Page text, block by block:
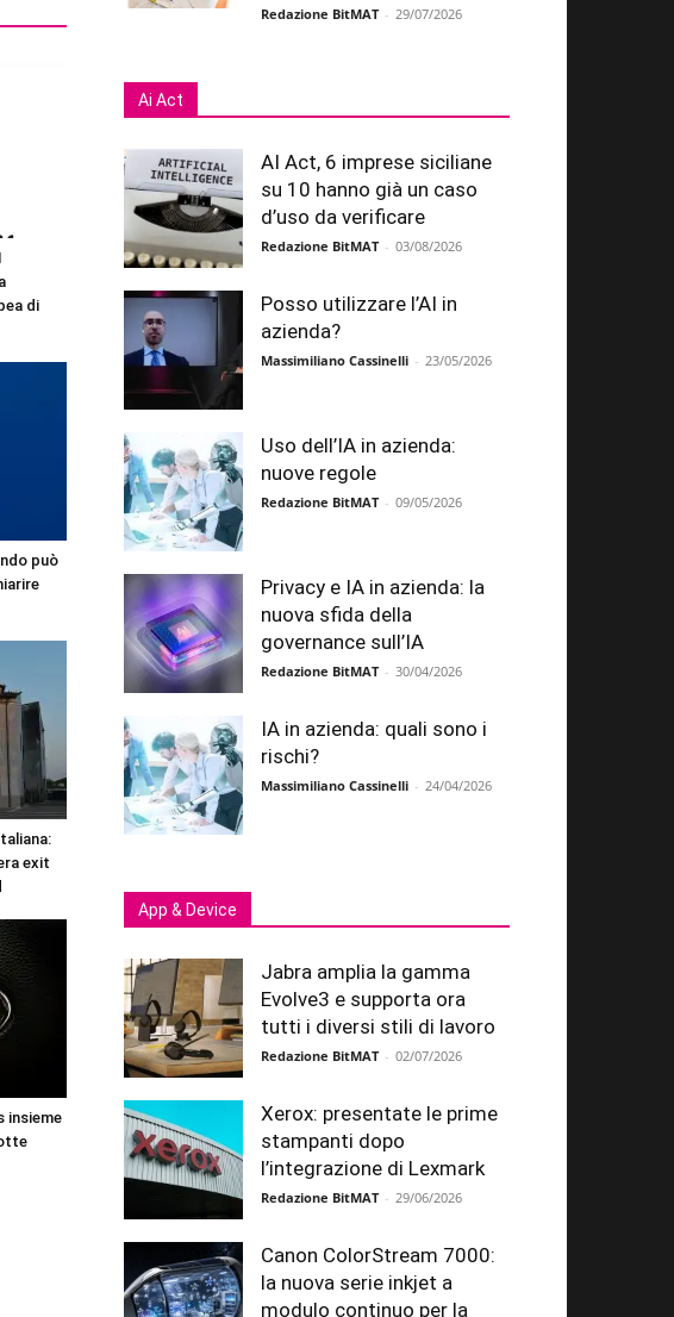
di
può
exit
insieme
Redazione BitMAT - 29/07/2026
Ai Act
AI Act, 6 imprese siciliane
su 10 hanno già un caso
d’uso da verificare
Redazione BitMAT - 03/08/2026
Posso utilizzare l’AI in
azienda?
Massimiliano Cassinelli - 23/05/2026
Uso dell’IA in azienda:
nuove regole
Redazione BitMAT - 09/05/2026
Privacy e IA in azienda: la
nuova sfida della
governance sull’IA
Redazione BitMAT - 30/04/2026
IA in azienda: quali sono i
rischi?
Massimiliano Cassinelli - 24/04/2026
App & Device
Jabra amplia la gamma
Evolve3 e supporta ora
tutti i diversi stili di lavoro
Redazione BitMAT - 02/07/2026
Xerox: presentate le prime
stampanti dopo
l’integrazione di Lexmark
Redazione BitMAT - 29/06/2026
Canon ColorStream 7000:
la nuova serie inkjet a
modulo continuo per la